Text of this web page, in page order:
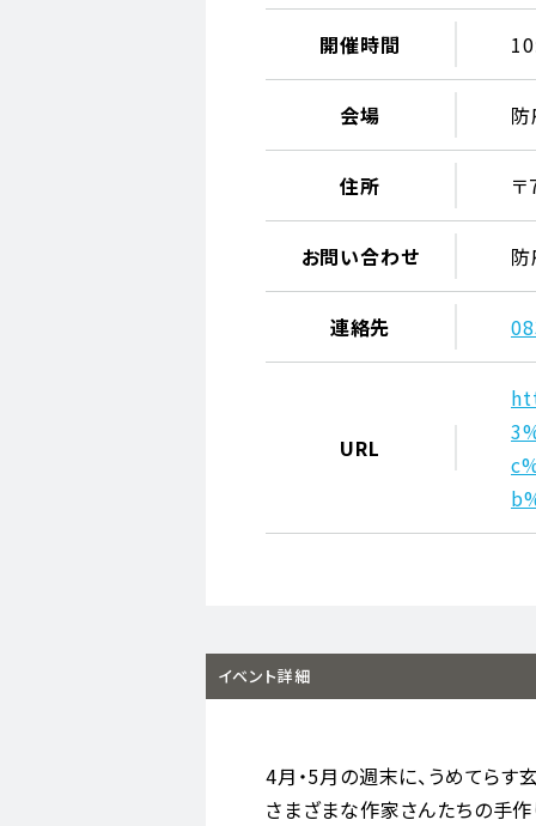
開催時間
会場 防
住所
お問い合わせ 防
連絡先
URL
イベント詳細
4月・5月の週末に、うめてら
さまざまな作家さんたちの手作